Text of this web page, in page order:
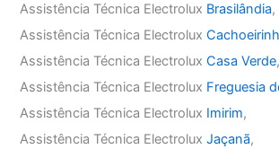
Assistência Técnica Electrolux Brasilândia,
Assistência Técnica Electrolux
Assistência Técnica ElectroluxCasa Verde,
Assistência Técnica Electrolux Freguesia
Assistência Técnica Electrolux Imirim,
Assistência Técnica ElectroluxJaçanã,